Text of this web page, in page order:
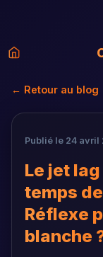
← Retour au blog
Publié le 24 avril
Le jet
temps
Réflexe
blanche